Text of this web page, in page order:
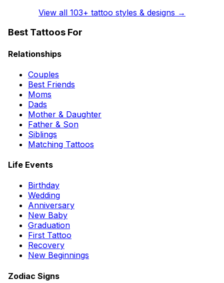
View all 103+ tattoo styles & designs →
Best Tattoos For
Relationships
Couples
Best Friends
Moms
Dads
Mother & Daughter
Father & Son
Siblings
Matching Tattoos
Life Events
Birthday
Wedding
Anniversary
New Baby
Graduation
First Tattoo
Recovery
New Beginnings
Zodiac Signs